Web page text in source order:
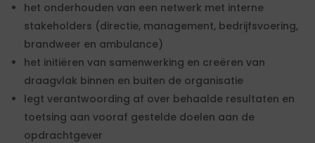
het onderhouden van een netwerk met interne
stakeholders (directie, management, bedrijfsvoering,
brandweer en ambulance)
het initiëren van samenwerking en creëren van
draagvlak binnen en buiten de organisatie
legt verantwoording af over behaalde resultaten en
toetsing aan vooraf gestelde doelen aan de
opdrachtgever